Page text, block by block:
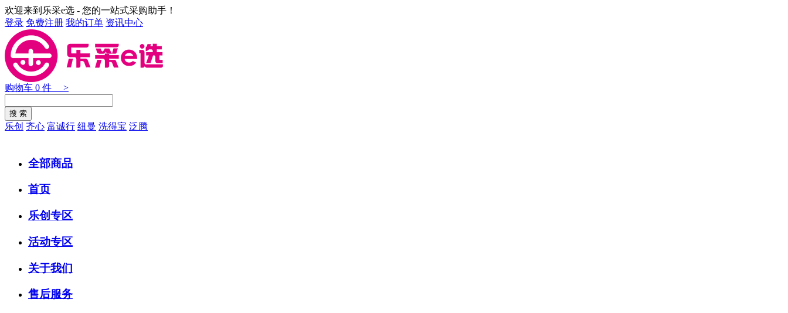
欢迎来到乐采e选 - 您的一站式采购助手！
登录 免费注册 我的订单 资讯中心
购物车 0 件 >
乐创 齐心 富诚行 纽曼 洗得宝 泛腾
全部商品
首页
乐创专区
活动专区
关于我们
售后服务